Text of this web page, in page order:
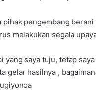
pihak pengembang
melakukan segala
yang saya tuju, tetap
gelar hasilnya ,